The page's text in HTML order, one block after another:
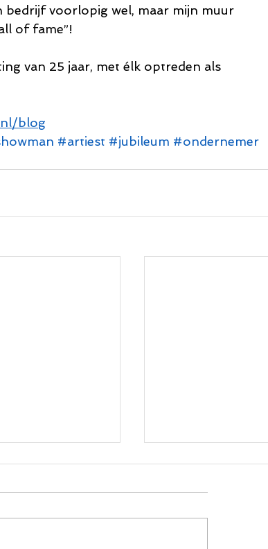
bedrijf voorlopig wel, maar mijn muur
of fame”!
van 25 jaar, met élk optreden als
blog
#artiest #jubileum #ondernemer